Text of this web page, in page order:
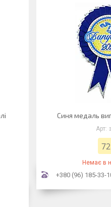
Синя медаль
Немає в
+380 (96) 185-33-